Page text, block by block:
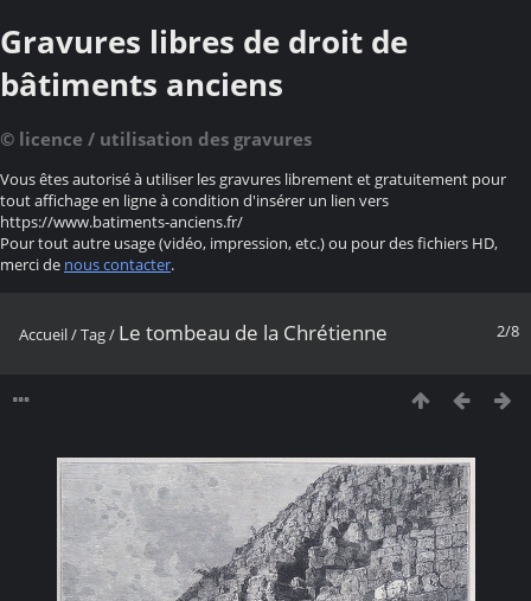
Gravures libres de droit de
bâtiments anciens
© licence / utilisation des gravures
Vous êtes autorisé à utiliser les gravures librement et gratuitement pour
tout affichage en ligne à condition d'insérer un lien vers
https://www.batiments-anciens.fr/
Pour tout autre usage (vidéo, impression, etc.) ou pour des fichiers HD,
merci de nous contacter.
2/8
Accueil/Tag/ Le tombeau de la Chrétienne